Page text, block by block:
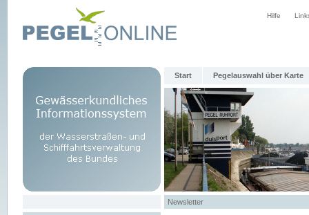
Hilfe
Start Pegelauswahl über Karte
Newsletter